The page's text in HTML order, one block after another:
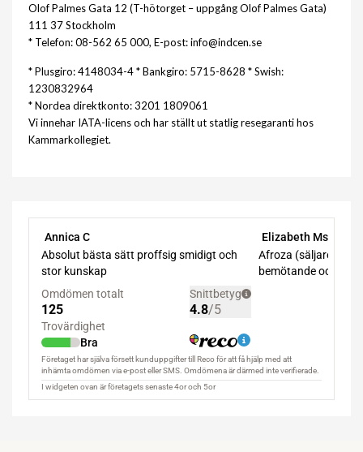
Olof Palmes Gata 12 (T-hötorget – uppgång Olof Palmes Gata)
111 37 Stockholm
* Telefon: 08-562 65 000, E-post: info@indcen.se
* Plusgiro: 4148034-4 * Bankgiro: 5715-8628 * Swish:
1230832964
* Nordea direktkonto: 3201 1809061
Vi innehar IATA-licens och har ställt ut statlig resegaranti hos
Kammarkollegiet.